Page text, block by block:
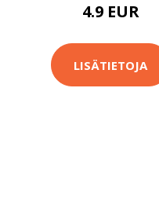
4.9 EUR
LISÄTIETOJA